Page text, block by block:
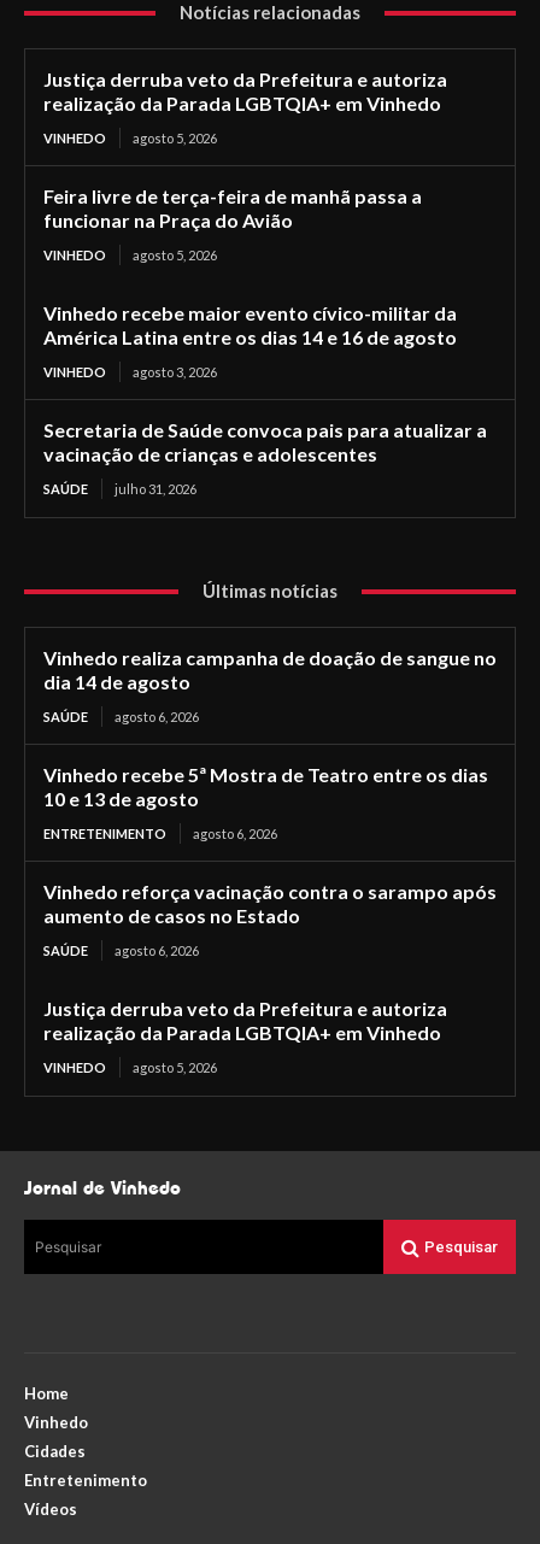
Notícias relacionadas
Justiça derruba veto da Prefeitura e autoriza
realização da Parada LGBTQIA+ em Vinhedo
VINHEDO agosto 5, 2026
Feira livre de terça-feira de manhã passa a
funcionar na Praça do Avião
VINHEDO agosto 5, 2026
Vinhedo recebe maior evento cívico-militar da
América Latina entre os dias 14 e 16 de agosto
VINHEDO agosto 3, 2026
Secretaria de Saúde convoca pais para atualizar a
vacinação de crianças e adolescentes
SAÚDE julho 31, 2026
Últimas notícias
Vinhedo realiza campanha de doação de sangue no
dia 14 de agosto
SAÚDE agosto 6, 2026
Vinhedo recebe 5ª Mostra de Teatro entre os dias
10 e 13 de agosto
ENTRETENIMENTO agosto 6, 2026
Vinhedo reforça vacinação contra o sarampo após
aumento de casos no Estado
SAÚDE agosto 6, 2026
Justiça derruba veto da Prefeitura e autoriza
realização da Parada LGBTQIA+ em Vinhedo
VINHEDO agosto 5, 2026
Jornal de Vinhedo
Pesquisar Pesquisar
Home
Vinhedo
Cidades
Entretenimento
Vídeos